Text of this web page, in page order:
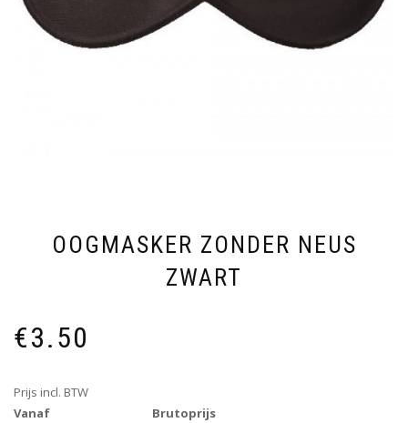
OOGMASKER ZONDER NEUS
ZWART
€3.50
Prijs incl. BTW
Vanaf
Brutoprijs